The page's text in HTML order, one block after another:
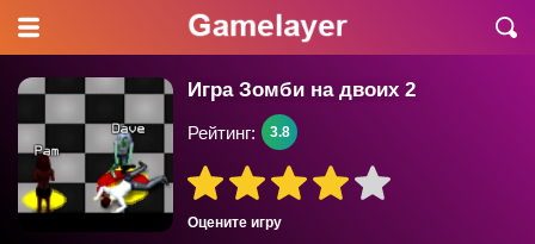
Игра Зомби на двоих 2
Оцените игру
Рейтинг: 3.8